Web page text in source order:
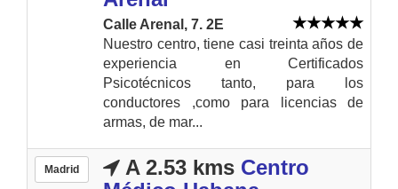
Calle Arenal, 7. 2E
Nuestro centro, tiene casi treinta años de
experiencia en Certificados
Psicotécnicos tanto, para los
conductores ,como para licencias de
armas, de mar...
Madrid A 2.53 kms Centro